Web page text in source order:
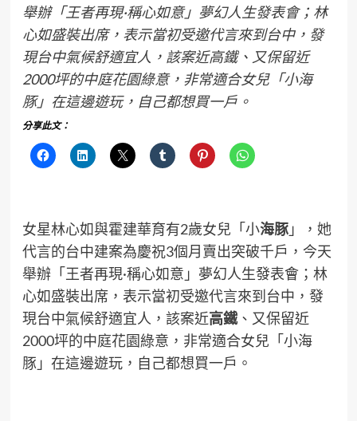
舉辦「王者再現·稱心如意」夢幻人生發表會；林
心如盛裝出席，表示當初受邀代言來到台中，發
現台中氣候舒適宜人，該案近高鐵、又保留近
2000坪的中庭花園綠意，非常適合女兒「小海
豚」在這邊遊玩，自己都想買一戶。
分享此文：
女星林心如與霍建華育有2歲女兒「小海豚」，她
代言的台中建案為慶祝3個月賣出突破千戶，今天
舉辦「王者再現·稱心如意」夢幻人生發表會；林
心如盛裝出席，表示當初受邀代言來到台中，發
現台中氣候舒適宜人，該案近高鐵、又保留近
2000坪的中庭花園綠意，非常適合女兒「小海
豚」在這邊遊玩，自己都想買一戶。